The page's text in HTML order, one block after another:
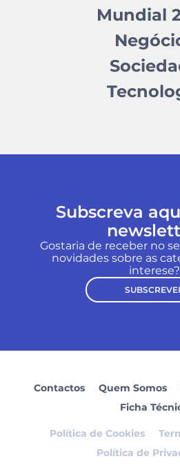
Mundial
Subscreva
Gostaria de receber no
novidades sobre as
interese?
Contactos Quem Somos
Ficha
Política de Cookies
Política de